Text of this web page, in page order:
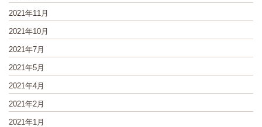
2021年11月
2021年10月
2021年7月
2021年5月
2021年4月
2021年2月
2021年1月